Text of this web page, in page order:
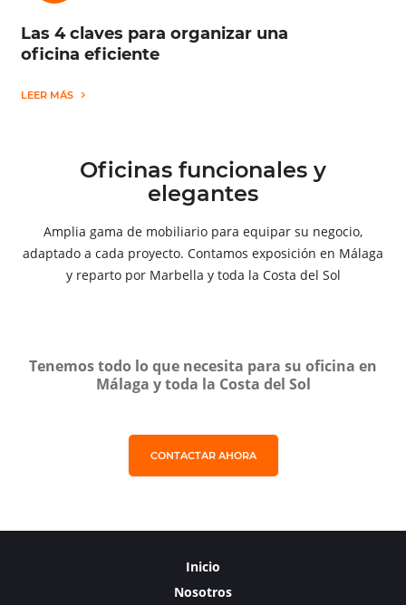
Las 4 claves para organizar una
oficina eficiente
LEER MÁS
Oficinas funcionales y
elegantes
Amplia gama de mobiliario para equipar su negocio,
adaptado a cada proyecto. Contamos exposición en Málaga
y reparto por Marbella y toda la Costa del Sol
Tenemos todo lo que necesita para su oficina en
Málaga y toda la Costa del Sol
CONTACTAR AHORA
Inicio
Nosotros